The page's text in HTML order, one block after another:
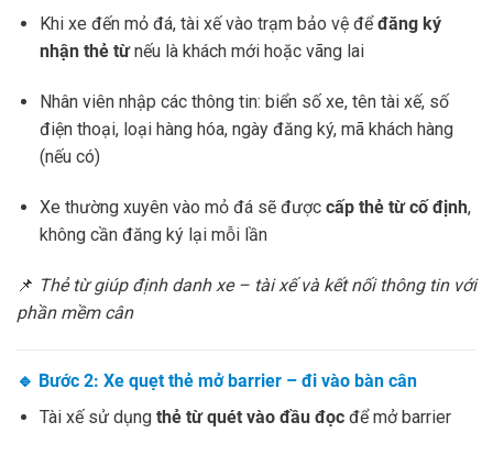
Khi xe đến mỏ đá, tài xế vào trạm bảo vệ đểđăng ký
nhận thẻ từnếu là khách mới hoặc vãng lai
Nhân viên nhập các thông tin: biển số xe, tên tài xế, số
điện thoại, loại hàng hóa, ngày đăng ký, mã khách hàng
(nếu có)
Xe thường xuyên vào mỏ đá sẽ được cấp thẻ từ cố định,
không cần đăng ký lại mỗi lần
📌 Thẻ từ giúp định danh xe – tài xế và kết nối thông tin với
phần mềm cân
🔹 Bước 2: Xe quẹt thẻ mở barrier – đi vào bàn cân
Tài xế sử dụng thẻ từ quét vào đầu đọcđể mở barrier